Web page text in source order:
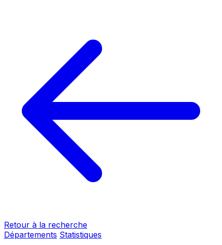
Retour à la recherche
Départements Statistiques